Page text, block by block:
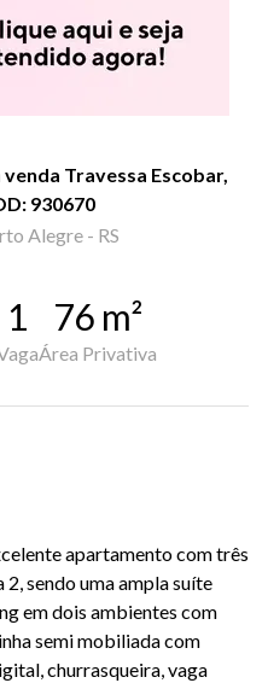
Travessa Escobar,
930670
Alegre - RS
1 76 m²
Área Privativa
apartamento com três
sendo uma ampla suíte
em dois ambientes com
semi mobiliada com
churrasqueira, vaga